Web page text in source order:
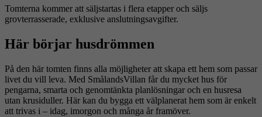
Tomterna kommer att säljstartas i flera etapper och säljs
grovterrasserade, exklusive anslutningsavgifter.
Här börjar husdrömmen
På den här tomten finns alla möjligheter att skapa ett hem som passar
livet du vill leva. Med SmålandsVillan får du mycket hus för
pengarna, smarta och genomtänkta planlösningar och en husresa
utan krusiduller. Här kan du bygga ett välplanerat hem som är enkelt
att trivas i – idag, imorgon och många år framöver.